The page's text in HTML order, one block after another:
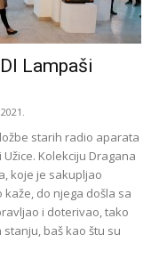
Lampaši
starih radio aparata
Kolekciju Dragana
koje je sakupljao
kaže, do njega došla sa
i doterivao, tako
baš kao štu su